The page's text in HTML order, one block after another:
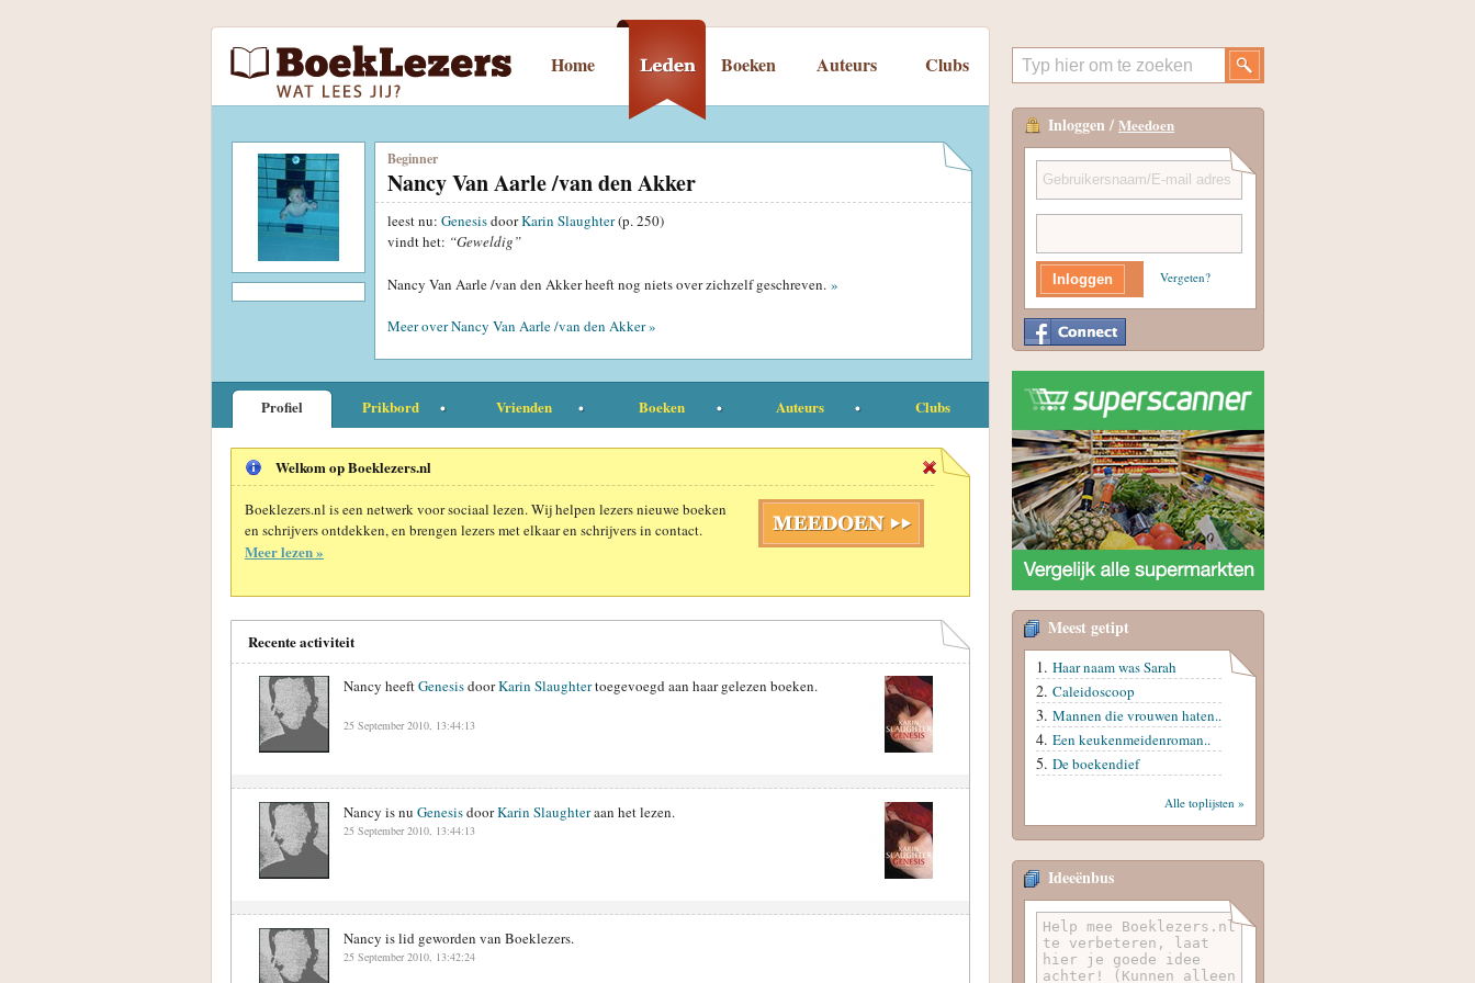
Home Boeken Auteurs Clubs
Beginner
Nancy Van Aarle /van den Akker
leest nu: GenesisdoorKarin Slaughter(p. 250)
vindt het: “Geweldig”
Nancy Van Aarle /van den Akker heeft nog niets over zichzelf geschreven. »
Meer over Nancy Van Aarle /van den Akker »
Profiel Prikbord Vrienden Boeken Auteurs Clubs
Welkom op Boeklezers.nl
Boeklezers.nl is een netwerk voor sociaal lezen. Wij helpen lezers nieuwe boeken
en schrijvers ontdekken, en brengen lezers met elkaar en schrijvers in contact.
Meer lezen »
Recente activiteit
Nancy heeftGenesisdoorKarin Slaughtertoegevoegd aan haar gelezen boeken.
25 September 2010, 13:44:13
Nancy is nu GenesisdoorKarin Slaughteraan het lezen.
25 September 2010, 13:44:13
Nancy is lid geworden van Boeklezers.
25 September 2010, 13:42:24
Inloggen / Meedoen
Vergeten?
Meest getipt
Haar naam was Sarah
Caleidoscoop
Mannen die vrouwen haten..
Een keukenmeidenroman..
De boekendief
Alle toplijsten »
Ideeënbus